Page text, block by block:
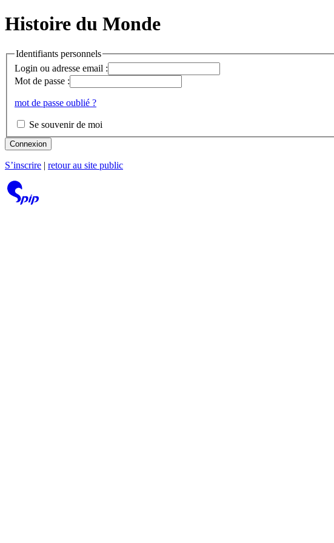
Histoire du Monde
Identifiants personnels
Login ou adresse email :
Mot de passe :
mot de passe oublié ?
Se souvenir de moi
Connexion
S’inscrire retour au site public